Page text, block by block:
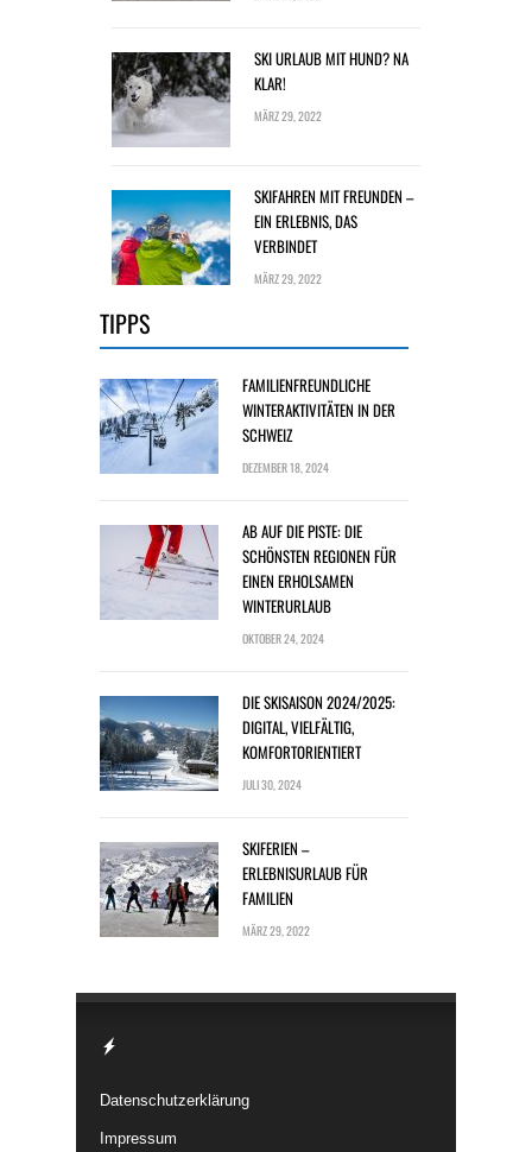
SKI URLAUB MIT HUND? NA
KLAR!
MÄRZ 29, 2022
SKIFAHREN MIT FREUNDEN –
EIN ERLEBNIS, DAS
VERBINDET
MÄRZ 29, 2022
TIPPS
FAMILIENFREUNDLICHE
WINTERAKTIVITÄTEN IN DER
SCHWEIZ
DEZEMBER 18, 2024
AB AUF DIE PISTE: DIE
SCHÖNSTEN REGIONEN FÜR
EINEN ERHOLSAMEN
WINTERURLAUB
OKTOBER 24, 2024
DIE SKISAISON 2024/2025:
DIGITAL, VIELFÄLTIG,
KOMFORTORIENTIERT
JULI 30, 2024
SKIFERIEN –
ERLEBNISURLAUB FÜR
FAMILIEN
MÄRZ 29, 2022
Datenschutzerklärung
Impressum